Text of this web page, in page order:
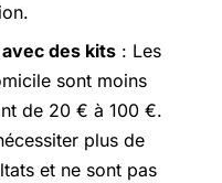
des kits : Les
sont moins
de 20 € à 100 €.
plus de
et ne sont pas